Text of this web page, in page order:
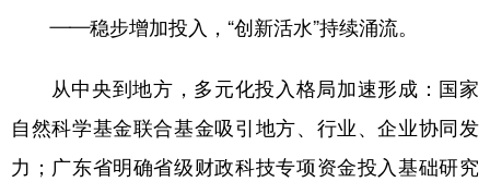
——稳步增加投入，“创新活水”持续涌流。
从中央到地方，多元化投入格局加速形成：国家
自然科学基金联合基金吸引地方、行业、企业协同发
力；广东省明确省级财政科技专项资金投入基础研究